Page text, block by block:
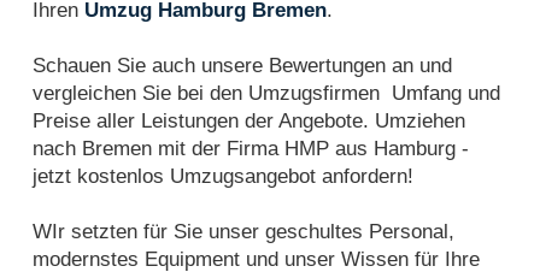
Ihren Umzug Hamburg Bremen.
Schauen Sie auch unsere Bewertungen an und
vergleichen Sie bei den Umzugsfirmen Umfang und
Preise aller Leistungen der Angebote. Umziehen
nach Bremen mit der Firma HMP aus Hamburg -
jetzt kostenlos Umzugsangebot anfordern!
WIr setzten für Sie unser geschultes Personal,
modernstes Equipment und unser Wissen für Ihre